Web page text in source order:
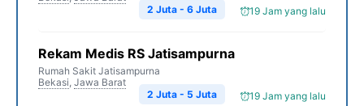
19 Jam yang lalu
2 Juta - 6 Juta
Rekam Medis RS Jatisampurna
Rumah Sakit Jatisampurna
Bekasi, Jawa Barat
19 Jam yang lalu
2 Juta - 5 Juta